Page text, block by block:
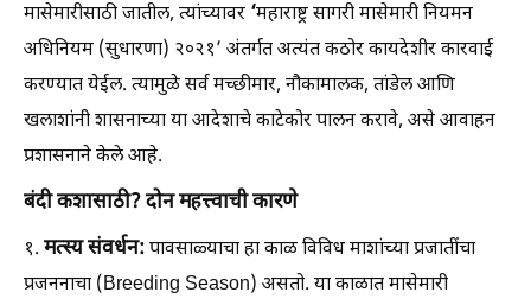
मासेमारीसाठी जातील, त्यांच्यावर ‘महाराष्ट्र सागरी मासेमारी नियमन
अधिनियम (सुधारणा) २०२१’ अंतर्गत अत्यंत कठोर कायदेशीर कारवाई
करण्यात येईल. त्यामुळे सर्व मच्छीमार, नौकामालक, तांडेल आणि
खलाशांनी शासनाच्या या आदेशाचे काटेकोर पालन करावे, असे आवाहन
प्रशासनाने केले आहे.
बंदी कशासाठी? दोन महत्त्वाची कारणे
१. मत्स्य संवर्धन:पावसाळ्याचा हा काळ विविध माशांच्या प्रजातींचा
प्रजननाचा (Breeding Season) असतो. या काळात मासेमारी